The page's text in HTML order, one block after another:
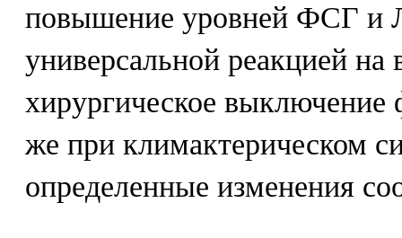
повышение уровней ФСГ и
универсальной реакцией на
хирургическое выключение
же при климактерическом
определенные изменения